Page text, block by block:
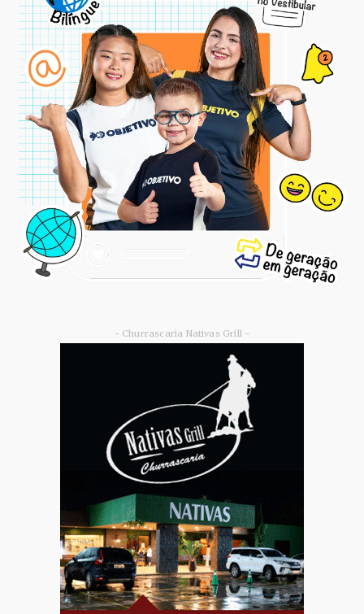
- Churrascaria Nativas Grill -